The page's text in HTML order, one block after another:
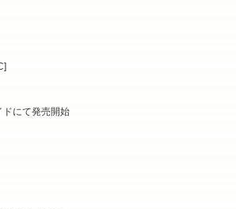
にて発売開始